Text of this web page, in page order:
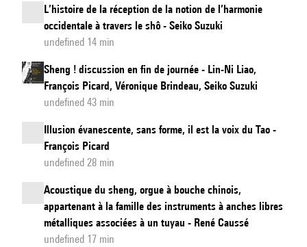
L’histoire de la réception de la notion de l’harmonie
occidentale à travers le shô - Seiko Suzuki
undefined 14 min
Sheng ! discussion en fin de journée - Lin-Ni Liao,
François Picard, Véronique Brindeau, Seiko Suzuki
undefined 43 min
Illusion évanescente, sans forme, il est la voix du Tao -
François Picard
undefined 28 min
Acoustique du sheng, orgue à bouche chinois,
appartenant à la famille des instruments à anches libres
métalliques associées à un tuyau - René Caussé
undefined 17 min